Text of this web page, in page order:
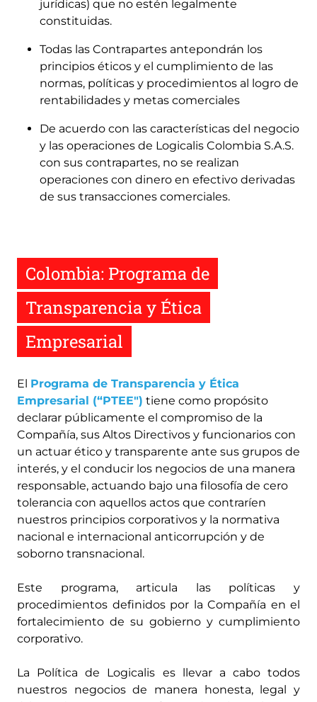
jurídicas) que no estén legalmente
constituidas.
Todas las Contrapartes antepondrán los
principios éticos y el cumplimiento de las
normas, políticas y procedimientos al logro de
rentabilidades y metas comerciales
De acuerdo con las características del negocio
y las operaciones de Logicalis Colombia S.A.S.
con sus contrapartes, no se realizan
operaciones con dinero en efectivo derivadas
de sus transacciones comerciales.
Colombia: Programa de
Transparencia y Ética
Empresarial
El Programa de Transparencia y Ética
Empresarial (“PTEE") tiene como propósito
declarar públicamente el compromiso de la
Compañía, sus Altos Directivos y funcionarios con
un actuar ético y transparente ante sus grupos de
interés, y el conducir los negocios de una manera
responsable, actuando bajo una filosofía de cero
tolerancia con aquellos actos que contraríen
nuestros principios corporativos y la normativa
nacional e internacional anticorrupción y de
soborno transnacional.
Este programa, articula las políticas y
procedimientos definidos por la Compañía en el
fortalecimiento de su gobierno y cumplimiento
corporativo.
La Política de Logicalis es llevar a cabo todos
nuestros negocios de manera honesta, legal y